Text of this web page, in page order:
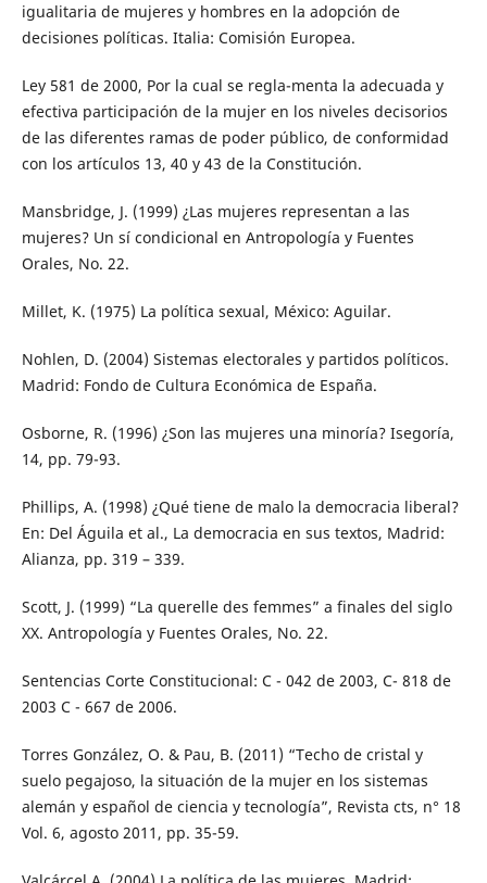
igualitaria de mujeres y hombres en la adopción de
decisiones políticas. Italia: Comisión Europea.
Ley 581 de 2000, Por la cual se regla-menta la adecuada y
efectiva participación de la mujer en los niveles decisorios
de las diferentes ramas de poder público, de conformidad
con los artículos 13, 40 y 43 de la Constitución.
Mansbridge, J. (1999) ¿Las mujeres representan a las
mujeres? Un sí condicional en Antropología y Fuentes
Orales, No. 22.
Millet, K. (1975) La política sexual, México: Aguilar.
Nohlen, D. (2004) Sistemas electorales y partidos políticos.
Madrid: Fondo de Cultura Económica de España.
Osborne, R. (1996) ¿Son las mujeres una minoría? Isegoría,
14, pp. 79-93.
Phillips, A. (1998) ¿Qué tiene de malo la democracia liberal?
En: Del Águila et al., La democracia en sus textos, Madrid:
Alianza, pp. 319 – 339.
Scott, J. (1999) “La querelle des femmes” a finales del siglo
XX. Antropología y Fuentes Orales, No. 22.
Sentencias Corte Constitucional: C - 042 de 2003, C- 818 de
2003 C - 667 de 2006.
Torres González, O. & Pau, B. (2011) “Techo de cristal y
suelo pegajoso, la situación de la mujer en los sistemas
alemán y español de ciencia y tecnología”, Revista cts, n° 18
Vol. 6, agosto 2011, pp. 35-59.